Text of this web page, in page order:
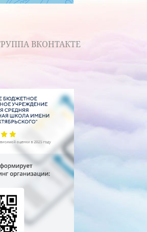
ГРУППА ВКОНТАКТЕ